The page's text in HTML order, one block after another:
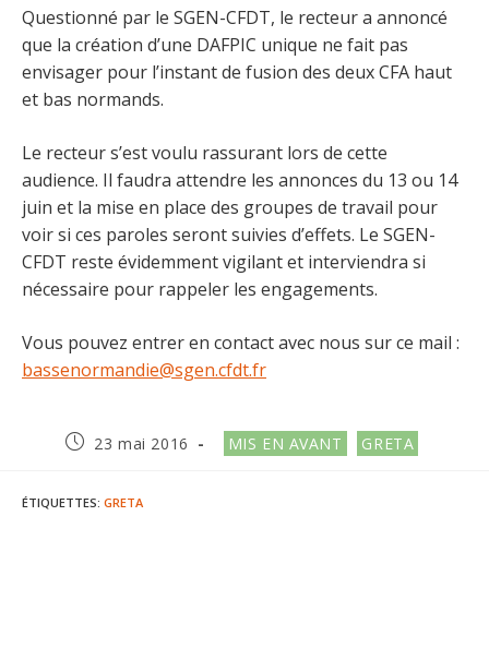
Questionné par le SGEN-CFDT, le recteur a annoncé
que la création d’une DAFPIC unique ne fait pas
envisager pour l’instant de fusion des deux CFA haut
et bas normands.
Le recteur s’est voulu rassurant lors de cette
audience. Il faudra attendre les annonces du 13 ou 14
juin et la mise en place des groupes de travail pour
voir si ces paroles seront suivies d’effets. Le SGEN-
CFDT reste évidemment vigilant et interviendra si
nécessaire pour rappeler les engagements.
Vous pouvez entrer en contact avec nous sur ce mail :
bassenormandie@sgen.cfdt.fr
Publication
23 mai 2016
Post
category:
MIS EN AVANT GRETA
ÉTIQUETTES: GRETA